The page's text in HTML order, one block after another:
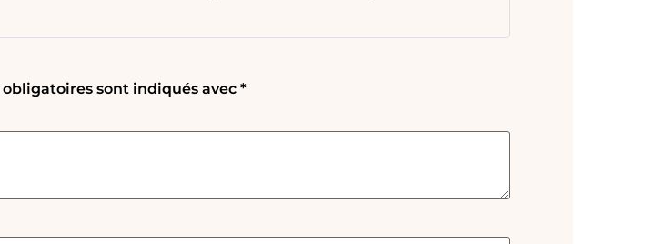
obligatoires sont indiqués avec *